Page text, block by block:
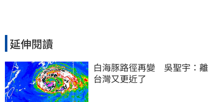
延伸閱讀
白海豚路徑再變　吳聖宇：離
台灣又更近了